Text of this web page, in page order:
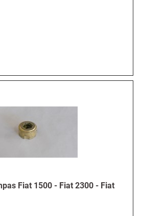
Fiat 1500 - Fiat 2300 - Fiat